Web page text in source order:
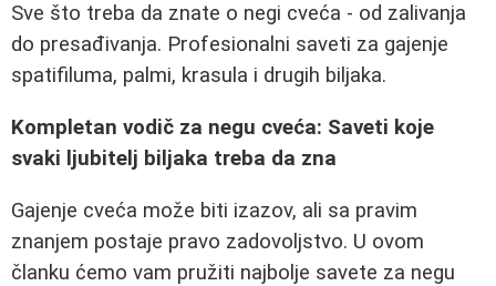
Sve što treba da znate o negi cveća - od zalivanja
do presađivanja. Profesionalni saveti za gajenje
spatifiluma, palmi, krasula i drugih biljaka.
Kompletan vodič za negu cveća: Saveti koje
svaki ljubitelj biljaka treba da zna
Gajenje cveća može biti izazov, ali sa pravim
znanjem postaje pravo zadovoljstvo. U ovom
članku ćemo vam pružiti najbolje savete za negu